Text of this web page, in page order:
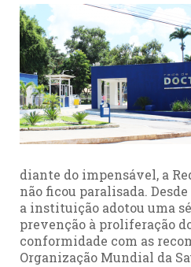
diante do impensável, a
não ficou paralisada.
a instituição adotou uma
prevenção à proliferação
conformidade com as
Organização Mundial da